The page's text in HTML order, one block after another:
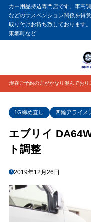
カー用品持込専門店です。車高
などのサスペンション関係を得
取り付けお待ち致しております
東郷町など
現在ご予約の方がかなり混んでおり
1G締め直し 四輪アライメ
エブリイ
ト調整
2019年12月26日